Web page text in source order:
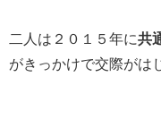
二人は２０１５年に共
がきっかけで交際がは